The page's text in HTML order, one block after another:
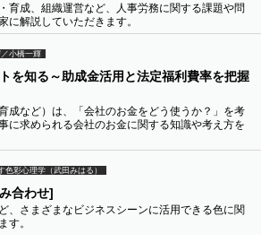
育成、組織運営など、人事労務に関する課題や問
に解説していただきます。
小橋一輝
を知る～助成金活用と法定福利費率を把握
成など）は、「会社のお金をどう使うか？」を考
に求められる会社のお金に関する知識や考え方を
色彩心理学（武田みはる）
合わせ]
、さまざまなビジネスシーンに活用できる色に関
す。